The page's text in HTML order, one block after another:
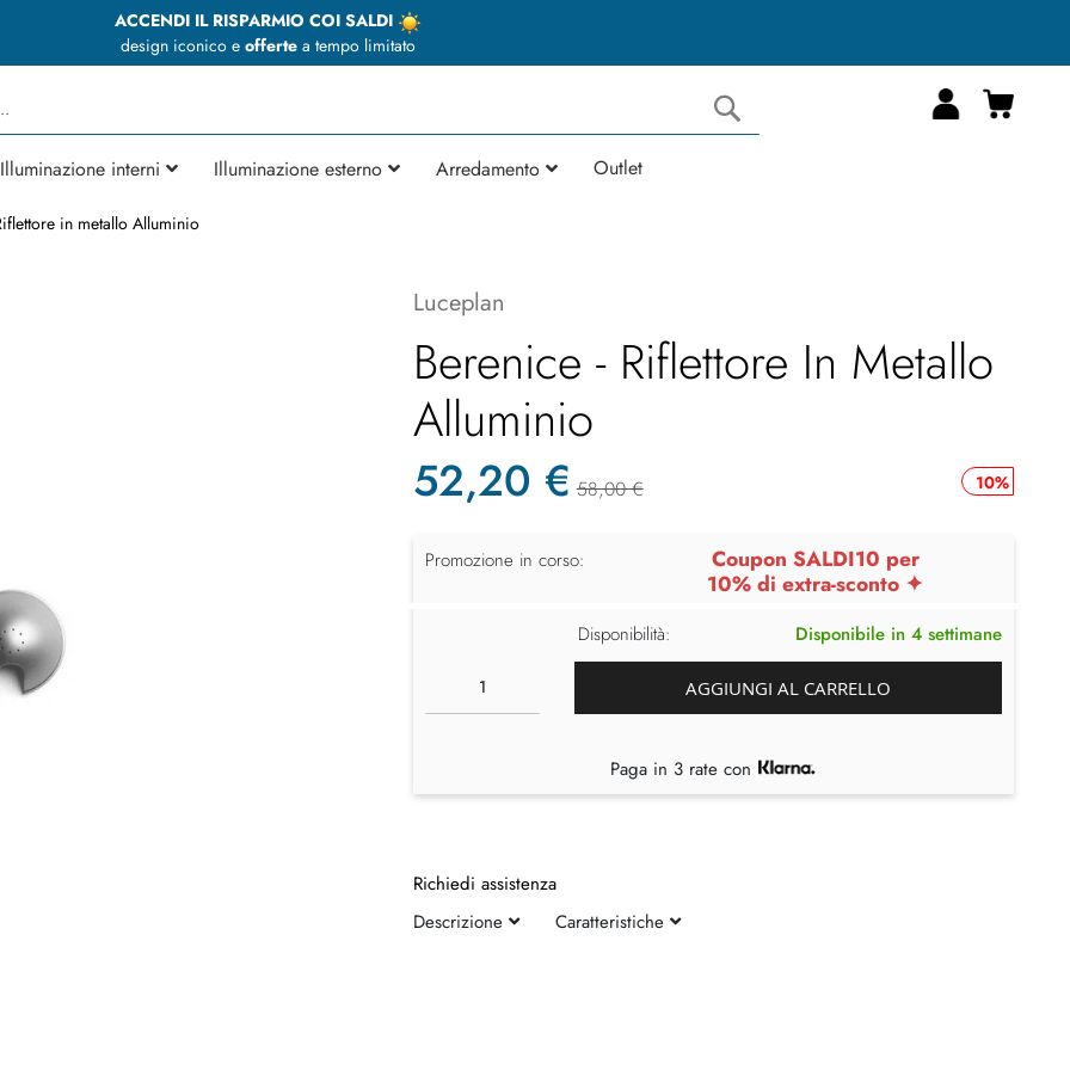
ACCENDI IL RISPARMIO COI SALDI
design iconico e offertea tempo limitato
Cerca
Carrello
Illuminazione interni Illuminazione esterno Arredamento Outlet
in metallo Alluminio
Luceplan
Berenice - Riflettore In Metallo
Alluminio
10%
52,20 € 58,00 €
Promozione in corso:
Coupon SALDI10 per
10% di extra-sconto ✦
Disponibilità: Disponibile in 4 settimane
AGGIUNGI AL CARRELLO
Paga in 3 rate con
Richiedi assistenza
Descrizione
Caratteristiche